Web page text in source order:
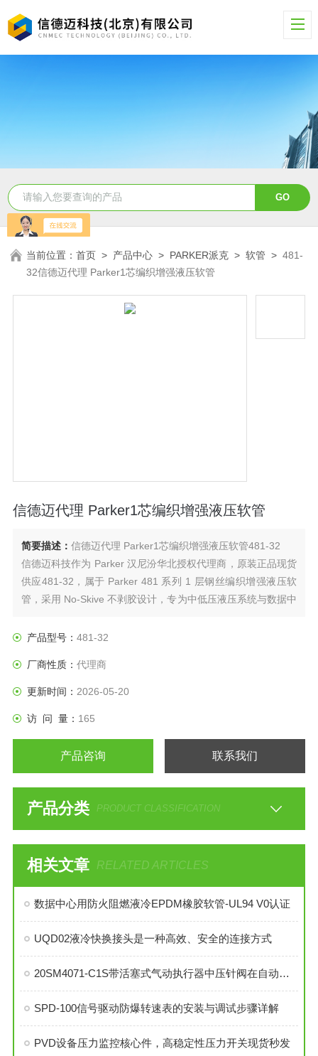
当前位置：首页 > 产品中心 > PARKER派克 >软管 >481-
32信德迈代理 Parker1芯编织增强液压软管
信德迈代理 Parker1芯编织增强液压软管
简要描述： 信德迈代理 Parker1芯编织增强液压软管481-32
信德迈科技作为 Parker 汉尼汾华北授权代理商，原装正品现货
供应481-32，属于 Parker 481 系列 1 层钢丝编织增强液压软
管，采用 No‑Skive 不剥胶设计，专为中低压液压系统与数据中
适配广为核心优势，广泛用于工业液压、工程机械、液冷散热
产品型号： 481-32
厂商性质： 代理商
更新时间： 2026-05-20
访 问 量： 165
产品咨询 联系我们
产品分类 PRODUCT CLASSIFICATION
相关文章 RELATED ARTICLES
数据中心用防火阻燃液冷EPDM橡胶软管-UL94 V0认证
UQD02液冷快换接头是一种高效、安全的连接方式
20SM4071-C1S带活塞式气动执行器中压针阀在自动化系统中的角色与功能
SPD-100信号驱动防爆转速表的安装与调试步骤详解
PVD设备压力监控核心件，高稳定性压力开关现货秒发